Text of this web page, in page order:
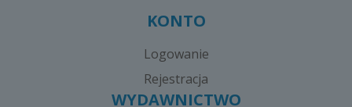
KONTO
Logowanie
Rejestracja
WYDAWNICTWO